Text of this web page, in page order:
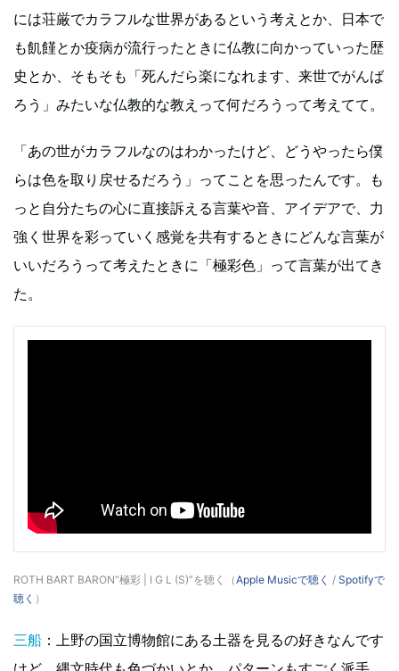
には荘厳でカラフルな世界があるという考えとか、日本で
も飢饉とか疫病が流行ったときに仏教に向かっていった歴
史とか、そもそも「死んだら楽になれます、来世でがんば
ろう」みたいな仏教的な教えって何だろうって考えてて。
「あの世がカラフルなのはわかったけど、どうやったら僕
らは色を取り戻せるだろう」ってことを思ったんです。も
っと自分たちの心に直接訴える言葉や音、アイデアで、力
強く世界を彩っていく感覚を共有するときにどんな言葉が
いいだろうって考えたときに「極彩色」って言葉が出てき
た。
ROTH BART BARON“極彩 | I G L (S)”を聴く（Apple Musicで聴く / Spotifyで
聴く ）
三船 ：上野の国立博物館にある土器を見るの好きなんです